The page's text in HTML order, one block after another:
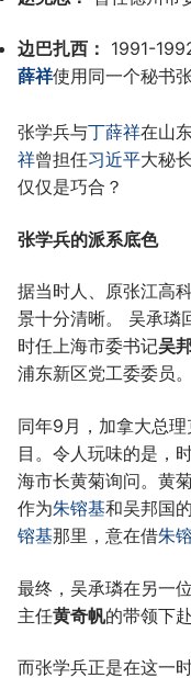
边巴扎西： 1991-
薛祥使用同一个秘书张
张学兵与丁薛祥在山
祥曾担任习近平大秘
仅仅是巧合？
张学兵的派系底色
据当时人、原张江高
景十分清晰。 吴承璘
时任上海市委书记吴
浦东新区党工委委员
同年9月，加拿大总
目。令人玩味的是，
海市长黄菊询问。黄
作为朱镕基和吴邦国
镕基那里，意在借朱
最终，吴承璘在另一
主任黄奇帆的带领下
而张学兵正是在这一